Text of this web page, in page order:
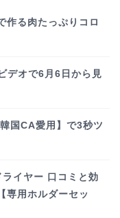
作る肉たっぷりコロ
デオで6月6日から見
国CA愛用】で3秒ツ
ライヤー 口コミと効
専用ホルダーセッ